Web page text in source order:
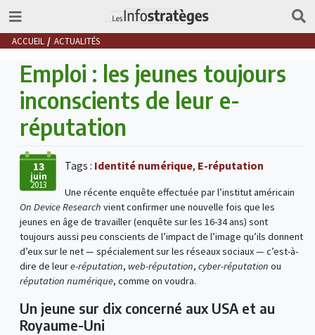
ACCUEIL ACTUALITÉS
Emploi : les jeunes toujours
inconscients de leur e-
réputation
13
juin
2013
Tags : Identité numérique, E-réputation
Une récente enquête effectuée par l’institut américain
On Device Research vient confirmer une nouvelle fois que les
jeunes en âge de travailler (enquête sur les 16-34 ans) sont
toujours aussi peu conscients de l’impact de l’image qu’ils donnent
d’eux sur le net — spécialement sur les réseaux sociaux — c’est-à-
dire de leure-réputation, web-réputation, cyber-réputation ou
réputation numérique, comme on voudra.
Un jeune sur dix concerné aux USA et au
Royaume-Uni